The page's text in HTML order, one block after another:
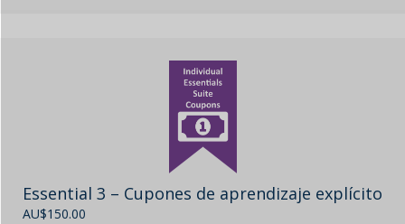
Essential 3 – Cupones de aprendizaje explícito
AU$150.00